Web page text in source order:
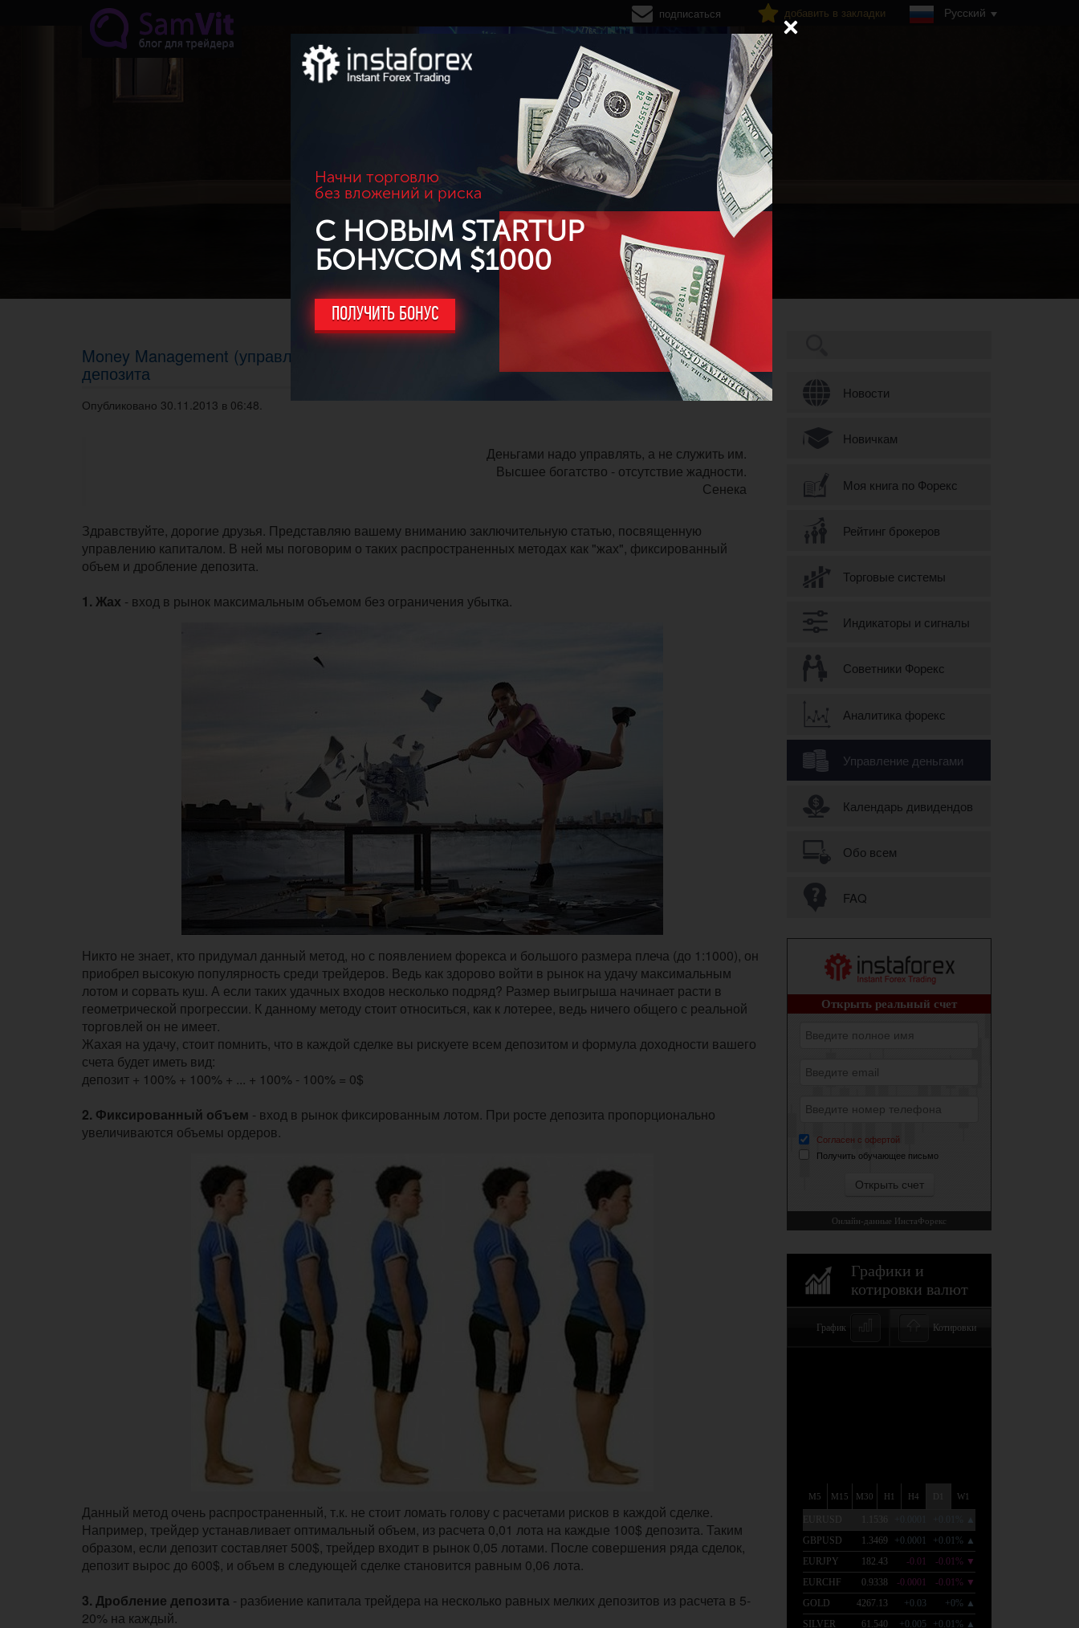
Перейти к основному содержанию
Начни торговлю
без вложений и риска
С НОВЫМ STARTUP
БОНУСОМ $1000
ПОЛУЧИТЬ БОНУС
подписаться добавить в закладки Русский
Новости
Новичкам
Моя книга по Форекс
Рейтинг брокеров
Торговые системы
Индикаторы и сигналы
Советники Форекс
Аналитика форекс
Управление деньгами
Календарь дивидендов
Обо всем
FAQ
Money Management (управление капиталом) - Жах, фиксированный объем и дробление
депозита
Опубликовано 30.11.2013 в 06:48.
Деньгами надо управлять, а не служить им.
Высшее богатство - отсутствие жадности.
Сенека
Здравствуйте, дорогие друзья. Представляю вашему вниманию заключительную статью, посвященную
управлению капиталом. В ней мы поговорим о таких распространенных методах как "жах", фиксированный
объем и дробление депозита.
1. Жах - вход в рынок максимальным объемом без ограничения убытка.
Никто не знает, кто придумал данный метод, но с появлением форекса и большого размера плеча (до 1:1000), он
приобрел высокую популярность среди трейдеров. Ведь как здорово войти в рынок на удачу максимальным
лотом и сорвать куш. А если таких удачных входов несколько подряд? Размер выигрыша начинает расти в
геометрической прогрессии. К данному методу стоит относиться, как к лотерее, ведь ничего общего с реальной
торговлей он не имеет.
Жахая на удачу, стоит помнить, что в каждой сделке вы рискуете всем депозитом и формула доходности вашего
счета будет иметь вид:
депозит + 100% + 100% + ... + 100% - 100% = 0$
2. Фиксированный объем - вход в рынок фиксированным лотом. При росте депозита пропорционально
увеличиваются объемы ордеров.
Данный метод очень распространенный, т.к. не стоит ломать голову с расчетами рисков в каждой сделке.
Например, трейдер устанавливает оптимальный объем, из расчета 0,01 лота на каждые 100$ депозита. Таким
образом, если депозит составляет 500$, трейдер входит в рынок 0,05 лотами. После совершения ряда сделок,
депозит вырос до 600$, и объем в следующей сделке становится равным 0,06 лота.
3. Дробление депозита - разбиение капитала трейдера на несколько равных мелких депозитов из расчета в 5-
20% на каждый.